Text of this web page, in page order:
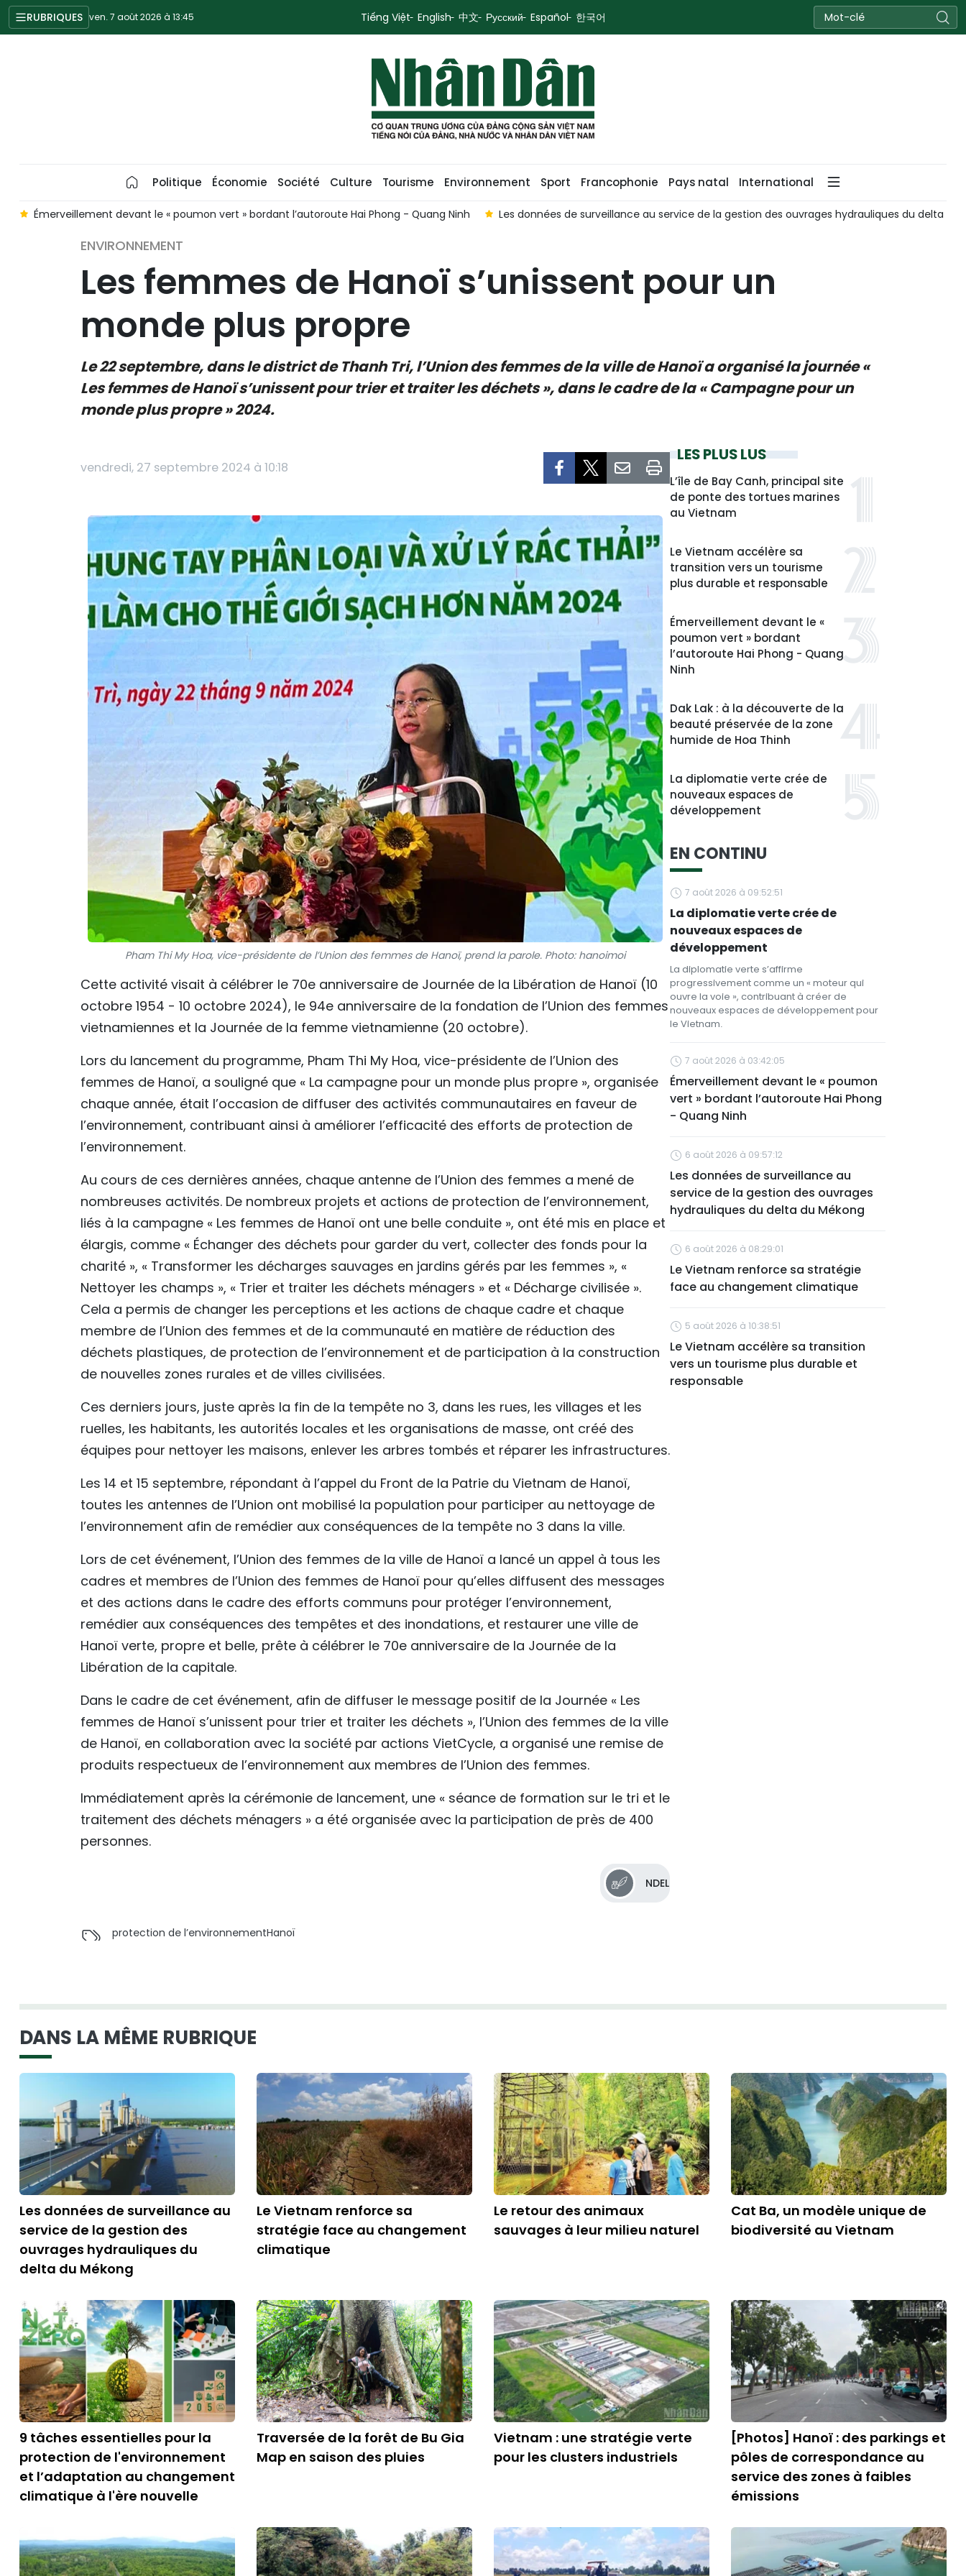
RUBRIQUES ven. 7 août 2026 à 13:45 Tiếng Việt English 中文 Русский Español 한국어
Politique Économie Société Culture Tourisme Environnement Sport Francophonie Pays natal International
Phong - Quang Ninh Les données de surveillance au service de la gestion des ouvrages hydrauliques du delta du Mékong Le Vietnam renforce sa stratégie face au
ENVIRONNEMENT
Les femmes de Hanoï s’unissent pour un
monde plus propre
Le 22 septembre, dans le district de Thanh Tri, l’Union des femmes de la ville de Hanoï a organisé la journée «
Les femmes de Hanoï s’unissent pour trier et traiter les déchets », dans le cadre de la « Campagne pour un
monde plus propre » 2024.
vendredi, 27 septembre 2024 à 10:18
Pham Thi My Hoa, vice-présidente de l’Union des femmes de Hanoï, prend la parole. Photo: hanoimoi
Cette activité visait à célébrer le 70e anniversaire de Journée de la Libération de Hanoï (10
octobre 1954 - 10 octobre 2024), le 94e anniversaire de la fondation de l’Union des femmes
vietnamiennes et la Journée de la femme vietnamienne (20 octobre).
Lors du lancement du programme, Pham Thi My Hoa, vice-présidente de l’Union des
femmes de Hanoï, a souligné que « La campagne pour un monde plus propre », organisée
chaque année, était l’occasion de diffuser des activités communautaires en faveur de
l’environnement, contribuant ainsi à améliorer l’efficacité des efforts de protection de
l’environnement.
Au cours de ces dernières années, chaque antenne de l’Union des femmes a mené de
nombreuses activités. De nombreux projets et actions de protection de l’environnement,
liés à la campagne « Les femmes de Hanoï ont une belle conduite », ont été mis en place et
élargis, comme « Échanger des déchets pour garder du vert, collecter des fonds pour la
charité », « Transformer les décharges sauvages en jardins gérés par les femmes », «
Nettoyer les champs », « Trier et traiter les déchets ménagers » et « Décharge civilisée ».
Cela a permis de changer les perceptions et les actions de chaque cadre et chaque
membre de l’Union des femmes et de la communauté en matière de réduction des
déchets plastiques, de protection de l’environnement et de participation à la construction
de nouvelles zones rurales et de villes civilisées.
Ces derniers jours, juste après la fin de la tempête no 3, dans les rues, les villages et les
ruelles, les habitants, les autorités locales et les organisations de masse, ont créé des
équipes pour nettoyer les maisons, enlever les arbres tombés et réparer les infrastructures.
Les 14 et 15 septembre, répondant à l’appel du Front de la Patrie du Vietnam de Hanoï,
toutes les antennes de l’Union ont mobilisé la population pour participer au nettoyage de
l’environnement afin de remédier aux conséquences de la tempête no 3 dans la ville.
Lors de cet événement, l’Union des femmes de la ville de Hanoï a lancé un appel à tous les
cadres et membres de l’Union des femmes de Hanoï pour qu’elles diffusent des messages
et des actions dans le cadre des efforts communs pour protéger l’environnement,
remédier aux conséquences des tempêtes et des inondations, et restaurer une ville de
Hanoï verte, propre et belle, prête à célébrer le 70e anniversaire de la Journée de la
Libération de la capitale.
Dans le cadre de cet événement, afin de diffuser le message positif de la Journée « Les
femmes de Hanoï s’unissent pour trier et traiter les déchets », l’Union des femmes de la ville
de Hanoï, en collaboration avec la société par actions VietCycle, a organisé une remise de
produits respectueux de l’environnement aux membres de l’Union des femmes.
Immédiatement après la cérémonie de lancement, une « séance de formation sur le tri et le
traitement des déchets ménagers » a été organisée avec la participation de près de 400
personnes.
NDEL
protection de l’environnementHanoï
LES PLUS LUS
L’île de Bay Canh, principal site
de ponte des tortues marines
au Vietnam
Le Vietnam accélère sa
transition vers un tourisme
plus durable et responsable
Émerveillement devant le «
poumon vert » bordant
l’autoroute Hai Phong - Quang
Ninh
Dak Lak : à la découverte de la
beauté préservée de la zone
humide de Hoa Thinh
La diplomatie verte crée de
nouveaux espaces de
développement
EN CONTINU
7 août 2026 à 09:52:51
La diplomatie verte crée de
nouveaux espaces de
développement
La diplomatie verte s’affirme
progressivement comme un « moteur qui
ouvre la voie », contribuant à créer de
nouveaux espaces de développement pour
le Vietnam.
7 août 2026 à 03:42:05
Émerveillement devant le « poumon
vert » bordant l’autoroute Hai Phong
- Quang Ninh
6 août 2026 à 09:57:12
Les données de surveillance au
service de la gestion des ouvrages
hydrauliques du delta du Mékong
6 août 2026 à 08:29:01
Le Vietnam renforce sa stratégie
face au changement climatique
5 août 2026 à 10:38:51
Le Vietnam accélère sa transition
vers un tourisme plus durable et
responsable
DANS LA MÊME RUBRIQUE
Les données de surveillance au
service de la gestion des
ouvrages hydrauliques du
delta du Mékong
Le Vietnam renforce sa
stratégie face au changement
climatique
Le retour des animaux
sauvages à leur milieu naturel
Cat Ba, un modèle unique de
biodiversité au Vietnam
9 tâches essentielles pour la
protection de l'environnement
et l’adaptation au changement
climatique à l'ère nouvelle
Traversée de la forêt de Bu Gia
Map en saison des pluies
Vietnam : une stratégie verte
pour les clusters industriels
[Photos] Hanoï : des parkings et
pôles de correspondance au
service des zones à faibles
émissions